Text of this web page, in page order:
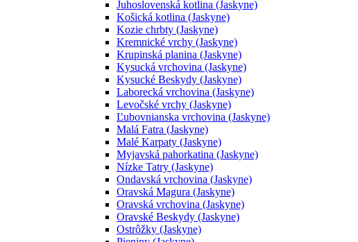
Juhoslovenská kotlina (Jaskyne)
Košická kotlina (Jaskyne)
Kozie chrbty (Jaskyne)
Kremnické vrchy (Jaskyne)
Krupinská planina (Jaskyne)
Kysucká vrchovina (Jaskyne)
Kysucké Beskydy (Jaskyne)
Laborecká vrchovina (Jaskyne)
Levočské vrchy (Jaskyne)
Ľubovnianska vrchovina (Jaskyne)
Malá Fatra (Jaskyne)
Malé Karpaty (Jaskyne)
Myjavská pahorkatina (Jaskyne)
Nízke Tatry (Jaskyne)
Ondavská vrchovina (Jaskyne)
Oravská Magura (Jaskyne)
Oravská vrchovina (Jaskyne)
Oravské Beskydy (Jaskyne)
Ostrôžky (Jaskyne)